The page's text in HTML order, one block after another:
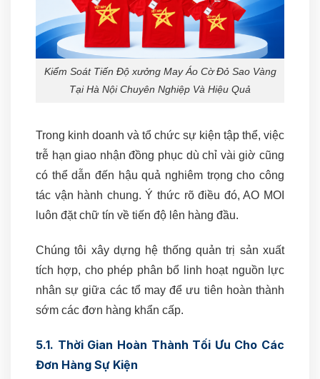
Kiểm Soát Tiến Độ xưởng May Áo Cờ Đỏ Sao Vàng
Tại Hà Nội Chuyên Nghiệp Và Hiệu Quả
Trong kinh doanh và tổ chức sự kiện tập thể, việc
trễ hạn giao nhận đồng phục dù chỉ vài giờ cũng
có thể dẫn đến hậu quả nghiêm trọng cho công
tác vận hành chung. Ý thức rõ điều đó, AO MOI
luôn đặt chữ tín về tiến độ lên hàng đầu.
Chúng tôi xây dựng hệ thống quản trị sản xuất
tích hợp, cho phép phân bổ linh hoạt nguồn lực
nhân sự giữa các tổ may để ưu tiên hoàn thành
sớm các đơn hàng khẩn cấp.
5.1. Thời Gian Hoàn Thành Tối Ưu Cho Các
Đơn Hàng Sự Kiện